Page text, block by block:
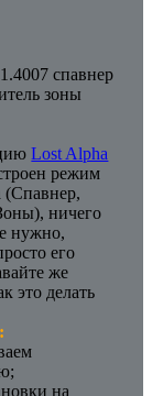
спавнер
зоны
Lost Alpha
режим
(Спавнер,
ничего
нужно,
его
же
это делать
на